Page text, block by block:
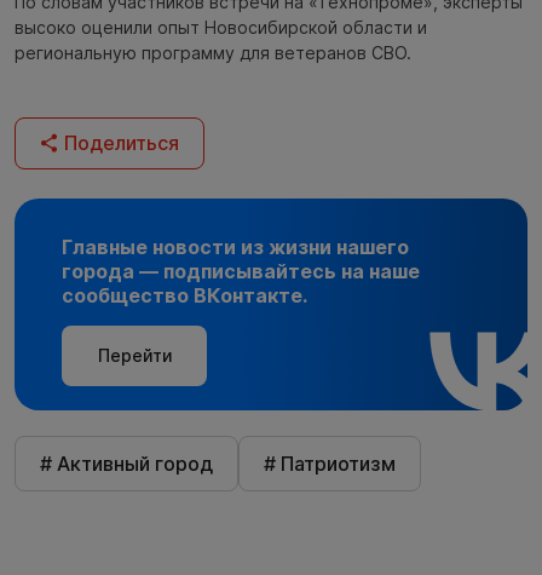
высоко оценили опыт Новосибирской области и
региональную программу для ветеранов СВО.
Поделиться
Главные новости из жизни нашего
города — подписывайтесь на наше
сообщество ВКонтакте.
Перейти
# Активный город # Патриотизм